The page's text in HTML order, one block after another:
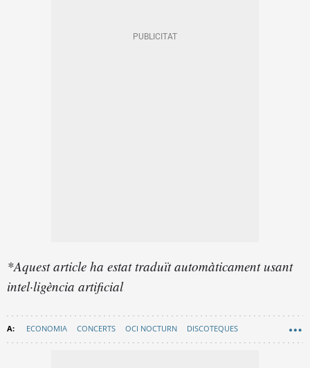
*Aquest article ha estat traduït automàticament usant
intel·ligència artificial
ECONOMIA CONCERTS OCI NOCTURN DISCOTEQUES